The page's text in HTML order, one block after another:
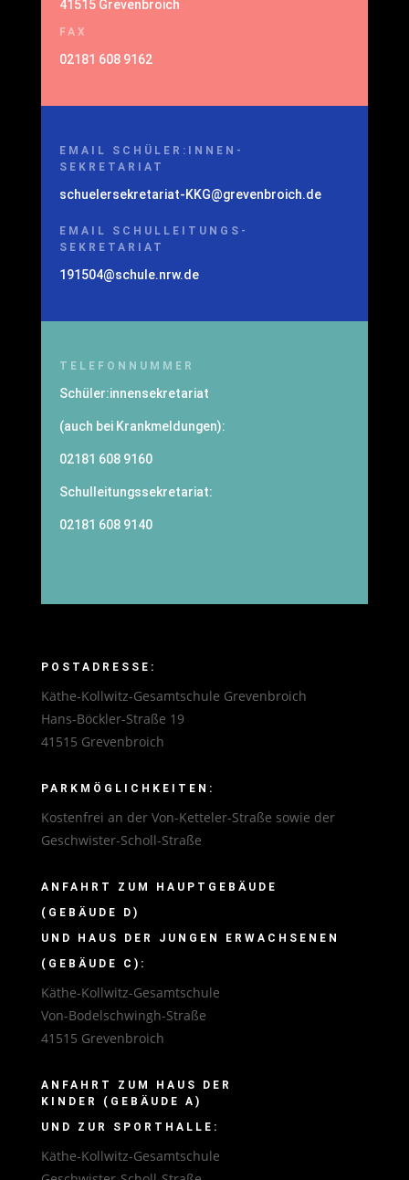
41515 Grevenbroich
FAX
02181 608 9162
EMAIL SCHÜLER:INNEN-
SEKRETARIAT
schuelersekretariat-KKG@grevenbroich.de
EMAIL SCHULLEITUNGS-
SEKRETARIAT
191504@schule.nrw.de
TELEFONNUMMER
Schüler:innensekretariat
(auch bei Krankmeldungen):
02181 608 9160
Schulleitungssekretariat:
02181 608 9140
POSTADRESSE:
Käthe-Kollwitz-Gesamtschule Grevenbroich
Hans-Böckler-Straße 19
41515 Grevenbroich
PARKMÖGLICHKEITEN:
Kostenfrei an der Von-Ketteler-Straße sowie der
Geschwister-Scholl-Straße
ANFAHRT ZUM HAUPTGEBÄUDE
(GEBÄUDE D)
UND HAUS DER JUNGEN ERWACHSENEN
(GEBÄUDE C):
Käthe-Kollwitz-Gesamtschule
Von-Bodelschwingh-Straße
41515 Grevenbroich
ANFAHRT ZUM HAUS DER
KINDER (GEBÄUDE A)
UND ZUR SPORTHALLE:
Käthe-Kollwitz-Gesamtschule